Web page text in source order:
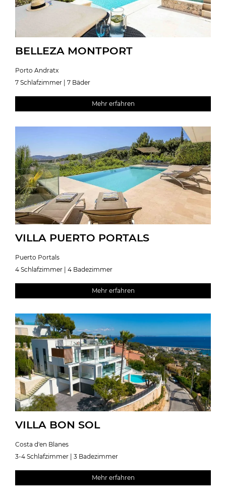
BELLEZA MONTPORT
Porto Andratx
7 Schlafzimmer | 7 Bäder
Mehr erfahren
VILLA PUERTO PORTALS
Puerto Portals
4 Schlafzimmer | 4 Badezimmer
Mehr erfahren
VILLA BON SOL
Costa d'en Blanes
3-4 Schlafzimmer | 3 Badezimmer
Mehr erfahren